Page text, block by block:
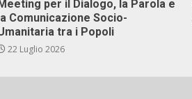
per il Dialogo, la Parola e
Comunicazione Socio-
tra i Popoli
22 Luglio 2026